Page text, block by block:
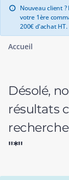
info Nouveau client ?
votre 1ère
200€ d'achat HT.
Accueil
Désolé,
résultats
recherche
"*"